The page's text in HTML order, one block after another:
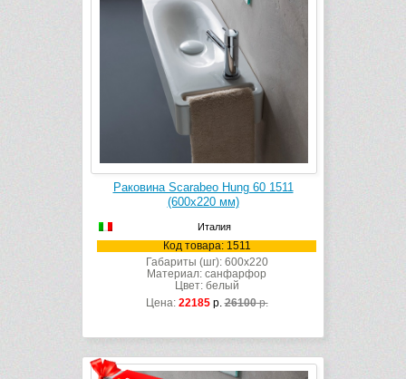
Раковина Scarabeo Hung 60 1511
(600х220 мм)
Италия
Код товара: 1511
Габариты (шг): 600x220
Материал: санфарфор
Цвет: белый
Цена: 22185р.26100р.